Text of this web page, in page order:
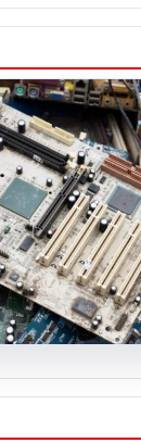
Yönetimi ve